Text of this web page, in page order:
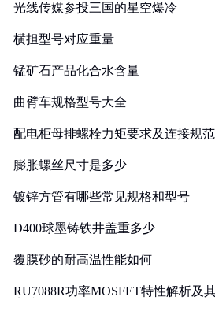
光线传媒参投三国的星空爆冷
横担型号对应重量
锰矿石产品化合水含量
曲臂车规格型号大全
配电柜母排螺栓力矩要求及连接规
膨胀螺丝尺寸是多少
镀锌方管有哪些常见规格和型号
D400球墨铸铁井盖重多少
覆膜砂的耐高温性能如何
RU7088R功率MOSFET特性解析及